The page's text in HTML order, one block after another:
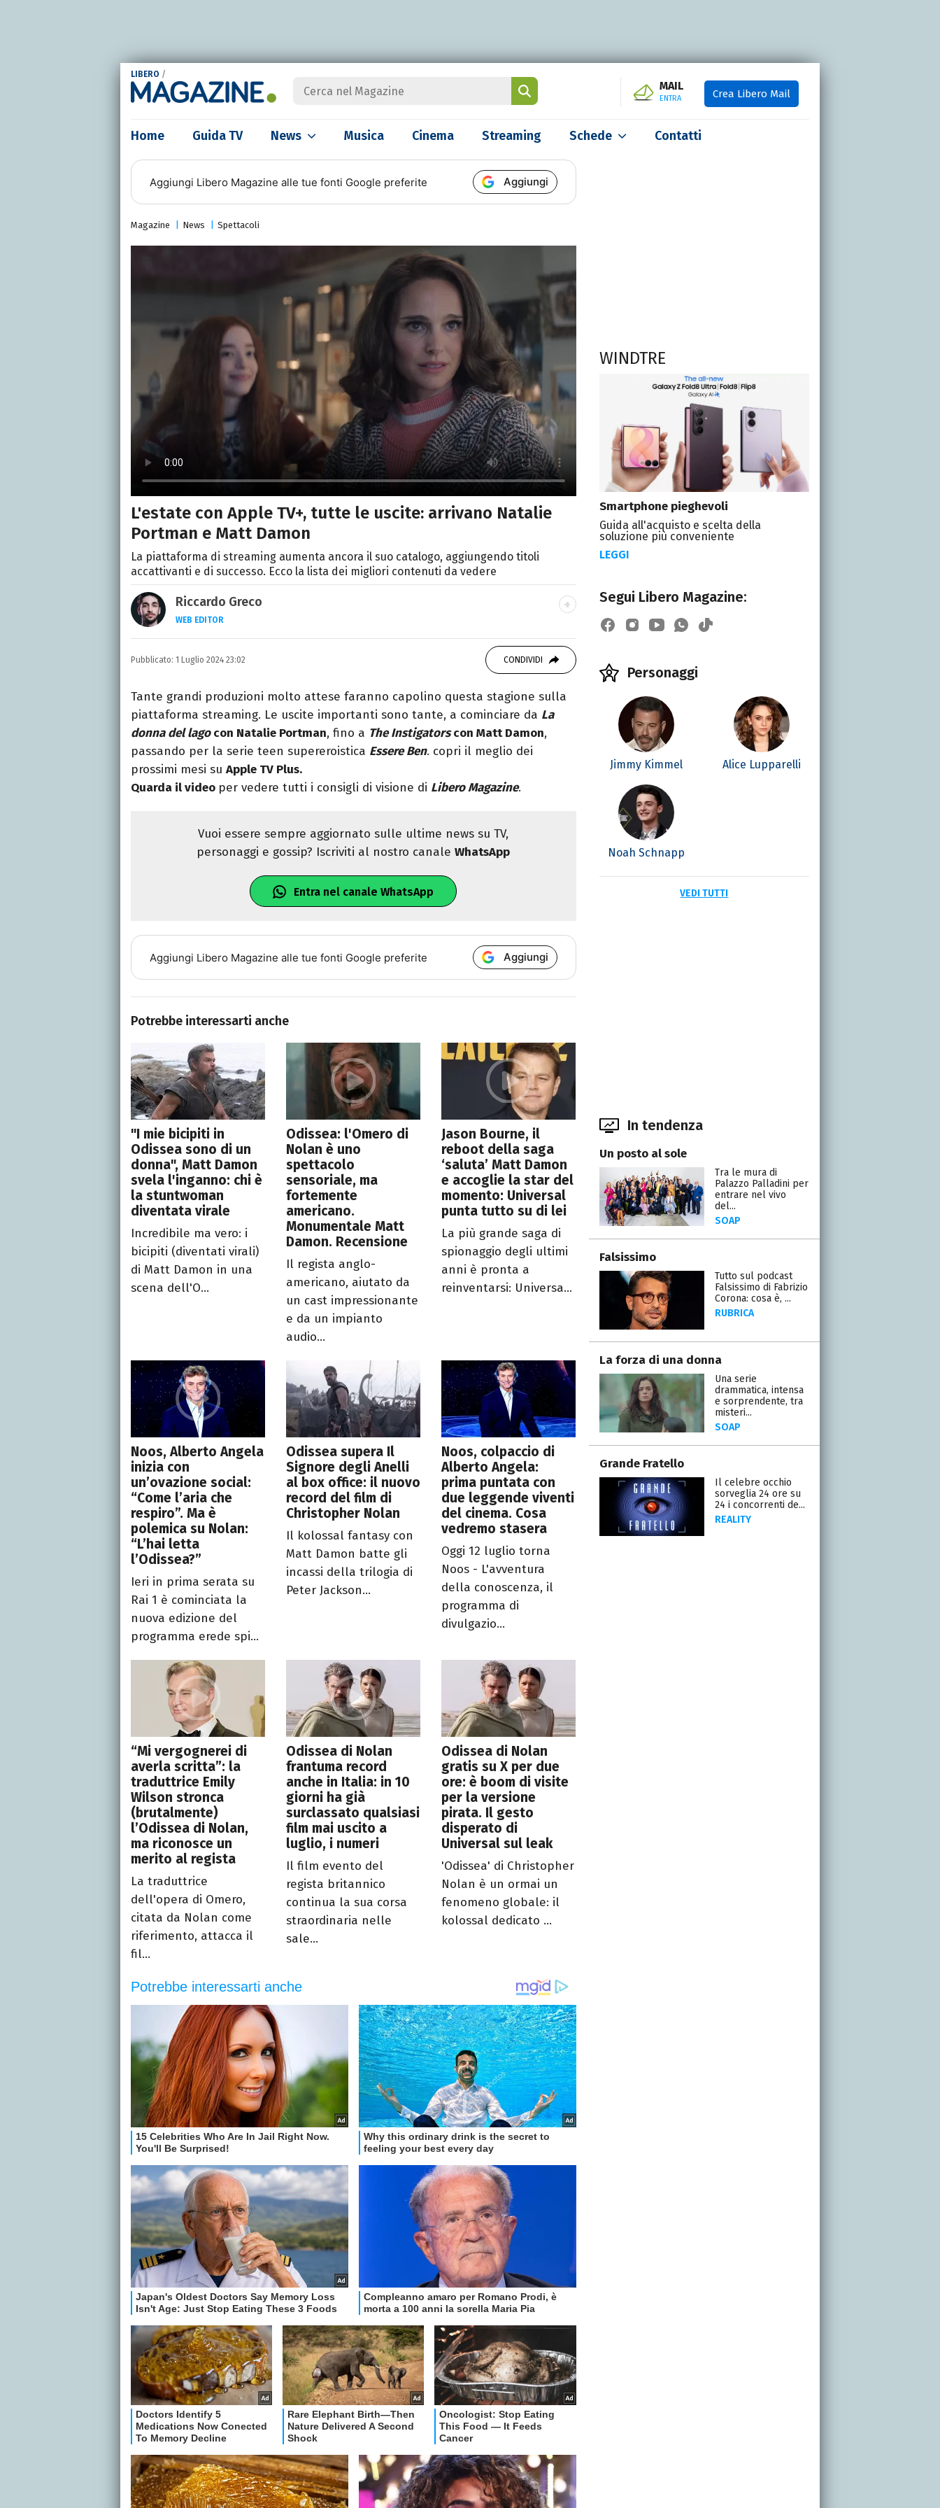
LIBERO /
MAIL
ENTRA Crea Libero Mail
Home Guida TV News Musica Cinema Streaming Schede Contatti
Aggiungi Libero Magazine alle tue fonti Google preferite Aggiungi
Magazine News Spettacoli
L'estate con Apple TV+, tutte le uscite: arrivano Natalie
Portman e Matt Damon
La piattaforma di streaming aumenta ancora il suo catalogo, aggiungendo titoli
accattivanti e di successo. Ecco la lista dei migliori contenuti da vedere
Riccardo Greco
WEB EDITOR
LINKEDIN
Si avvicina all'editoria studiando all'IED come Fashion Editor. Si
specializza poi in Comunicazione digitale, Giornalismo e Nuovi media
presso La Sapienza, collaborando con alcune testate ed uffici stampa.
Pubblicato: 1 Luglio 2024 23:02 CONDIVIDI
Tante grandi produzioni molto attese faranno capolino questa stagione sulla
piattaforma streaming. Le uscite importanti sono tante, a cominciare da La
donna del lagocon Natalie Portman, fino a The Instigatorscon Matt Damon,
passando per la serie teen supereroistica Essere Ben. copri il meglio dei
prossimi mesi su Apple TV Plus.
Quarda il video per vedere tutti i consigli di visione di Libero Magazine.
Vuoi essere sempre aggiornato sulle ultime news su TV,
personaggi e gossip? Iscriviti al nostro canaleWhatsApp
Entra nel canale WhatsApp
Aggiungi Libero Magazine alle tue fonti Google preferite Aggiungi
Potrebbe interessarti anche
"I mie bicipiti in
Odissea sono di un
donna", Matt Damon
svela l'inganno: chi è
la stuntwoman
diventata virale
Incredibile ma vero: i
bicipiti (diventati virali)
di Matt Damon in una
scena dell'O...
Odissea: l'Omero di
Nolan è uno
spettacolo
sensoriale, ma
fortemente
americano.
Monumentale Matt
Damon. Recensione
Il regista anglo-
americano, aiutato da
un cast impressionante
e da un impianto
audio...
Jason Bourne, il
reboot della saga
‘saluta’ Matt Damon
e accoglie la star del
momento: Universal
punta tutto su di lei
La più grande saga di
spionaggio degli ultimi
anni è pronta a
reinventarsi: Universa...
Noos, Alberto Angela
inizia con
un’ovazione social:
“Come l’aria che
respiro”. Ma è
polemica su Nolan:
“L’hai letta
l’Odissea?”
Ieri in prima serata su
Rai 1 è cominciata la
nuova edizione del
programma erede spi...
Odissea supera Il
Signore degli Anelli
al box office: il nuovo
record del film di
Christopher Nolan
Il kolossal fantasy con
Matt Damon batte gli
incassi della trilogia di
Peter Jackson...
Noos, colpaccio di
Alberto Angela:
prima puntata con
due leggende viventi
del cinema. Cosa
vedremo stasera
Oggi 12 luglio torna
Noos - L'avventura
della conoscenza, il
programma di
divulgazio...
“Mi vergognerei di
averla scritta”: la
traduttrice Emily
Wilson stronca
(brutalmente)
l’Odissea di Nolan,
ma riconosce un
merito al regista
La traduttrice
dell'opera di Omero,
citata da Nolan come
riferimento, attacca il
fil...
Odissea di Nolan
frantuma record
anche in Italia: in 10
giorni ha già
surclassato qualsiasi
film mai uscito a
luglio, i numeri
Il film evento del
regista britannico
continua la sua corsa
straordinaria nelle
sale...
Odissea di Nolan
gratis su X per due
ore: è boom di visite
per la versione
pirata. Il gesto
disperato di
Universal sul leak
'Odissea' di Christopher
Nolan è un ormai un
fenomeno globale: il
kolossal dedicato ...
WINDTRE
Smartphone pieghevoli
Guida all'acquisto e scelta della
soluzione più conveniente
LEGGI
Segui Libero Magazine:
Personaggi
Jimmy Kimmel Alice Lupparelli
Noah Schnapp
VEDI TUTTI
In tendenza
Un posto al sole
Tra le mura di
Palazzo Palladini per
entrare nel vivo
del...
SOAP
Falsissimo
Tutto sul podcast
Falsissimo di Fabrizio
Corona: cosa è, ...
RUBRICA
La forza di una donna
Una serie
drammatica, intensa
e sorprendente, tra
misteri...
SOAP
Grande Fratello
Il celebre occhio
sorveglia 24 ore su
24 i concorrenti de...
REALITY